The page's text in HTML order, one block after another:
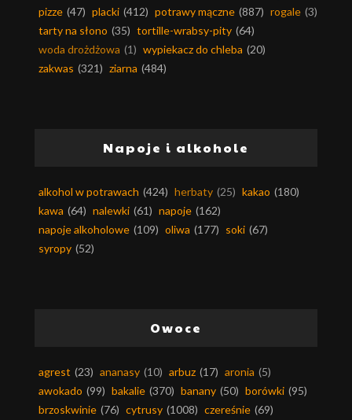
pizze (47) placki (412) potrawy mączne (887) rogale (3)
tarty na słono (35) tortille-wrabsy-pity (64)
woda drożdżowa (1) wypiekacz do chleba (20)
zakwas (321) ziarna (484)
Napoje i alkohole
alkohol w potrawach (424) herbaty (25) kakao (180)
kawa (64) nalewki (61) napoje (162)
napoje alkoholowe (109) oliwa (177) soki (67)
syropy (52)
Owoce
agrest (23) ananasy (10) arbuz (17) aronia (5)
awokado (99) bakalie (370) banany (50) borówki (95)
brzoskwinie (76) cytrusy (1008) czereśnie (69)